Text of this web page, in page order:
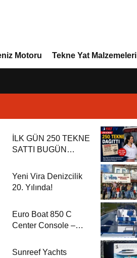
Motoru Tekne Yat Malzemeleri
İLK GÜN 250 TEKNE
SATTI BUGÜN
EDİYOR
Yeni Vira Denizcilik
20. Yılında!
Euro Boat 850 C
Center Console –
Sunreef Yachts